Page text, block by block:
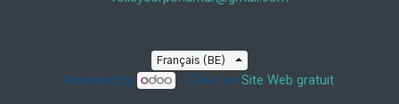
Français (BE)
Powered by - Créer unSite Web gratuit